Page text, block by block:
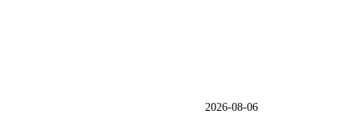
2026-08-06